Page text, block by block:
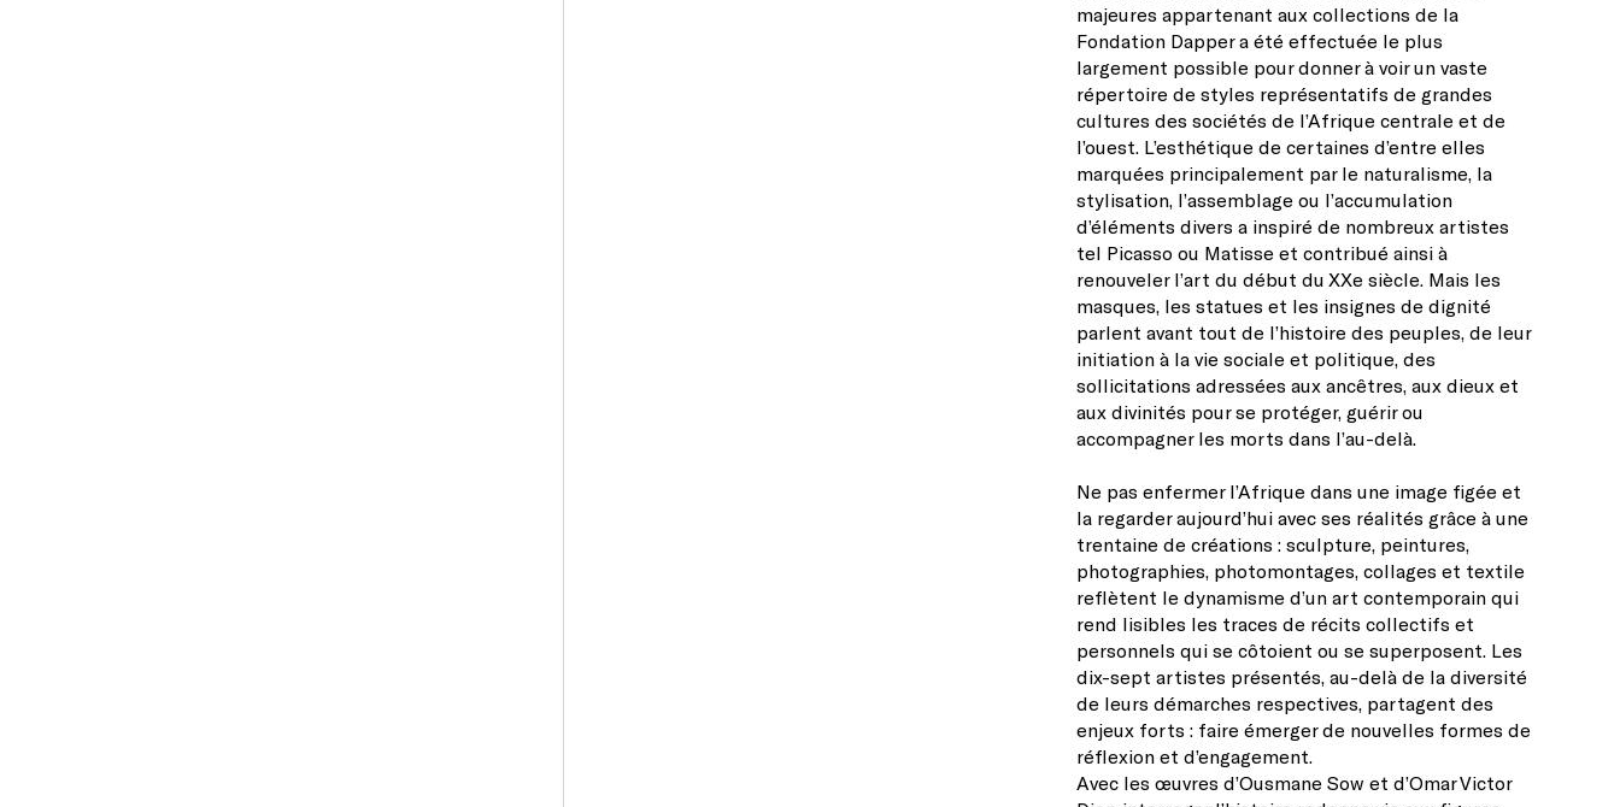
majeures appartenant aux collections de la
Fondation Dapper a été effectuée le plus
largement possible pour donner à voir un vaste
répertoire de styles représentatifs de grandes
cultures des sociétés de l’Afrique centrale et de
l’ouest. L’esthétique de certaines d’entre elles
marquées principalement par le naturalisme, la
stylisation, l’assemblage ou l’accumulation
d’éléments divers a inspiré de nombreux artistes
tel Picasso ou Matisse et contribué ainsi à
renouveler l’art du début du XXe siècle. Mais les
masques, les statues et les insignes de dignité
parlent avant tout de l’histoire des peuples, de leur
initiation à la vie sociale et politique, des
sollicitations adressées aux ancêtres, aux dieux et
aux divinités pour se protéger, guérir ou
accompagner les morts dans l’au-delà.
Ne pas enfermer l’Afrique dans une image figée et
la regarder aujourd’hui avec ses réalités grâce à une
trentaine de créations : sculpture, peintures,
photographies, photomontages, collages et textile
reflètent le dynamisme d’un art contemporain qui
rend lisibles les traces de récits collectifs et
personnels qui se côtoient ou se superposent. Les
dix-sept artistes présentés, au-delà de la diversité
de leurs démarches respectives, partagent des
enjeux forts : faire émerger de nouvelles formes de
réflexion et d’engagement.
Avec les œuvres d’Ousmane Sow et d’Omar Victor